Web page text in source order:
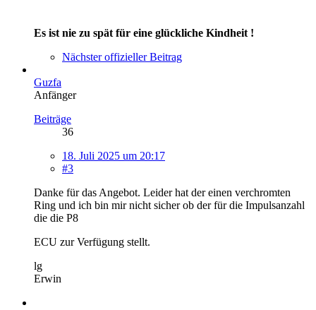
Es ist nie zu spät für eine glückliche Kindheit !
Nächster offizieller Beitrag
Guzfa
Anfänger
Beiträge
36
18. Juli 2025 um 20:17
#3
Danke für das Angebot. Leider hat der einen verchromten
Ring und ich bin mir nicht sicher ob der für die Impulsanzahl
die die P8
ECU zur Verfügung stellt.
lg
Erwin